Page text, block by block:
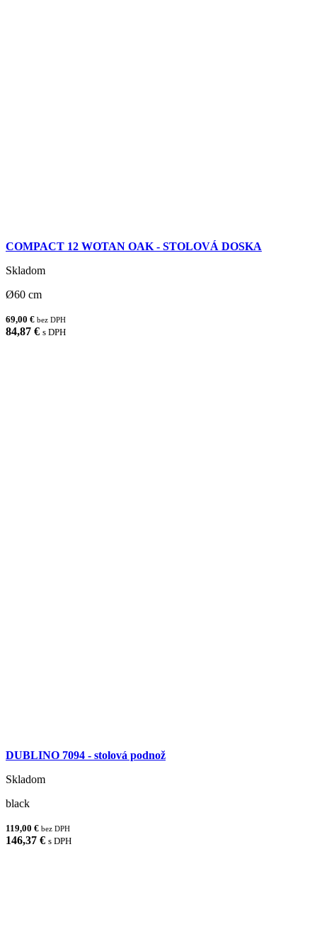
COMPACT 12 WOTAN OAK - STOLOVÁ DOSKA
Skladom
Ø60 cm
69,00 € bez DPH
84,87 € s DPH
DUBLINO 7094 - stolová podnož
Skladom
black
119,00 € bez DPH
146,37 € s DPH